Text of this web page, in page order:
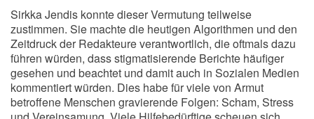
Sirkka Jendis konnte dieser Vermutung teilweise
zustimmen. Sie machte die heutigen Algorithmen und den
Zeitdruck der Redakteure verantwortlich, die oftmals dazu
führen würden, dass stigmatisierende Berichte häufiger
gesehen und beachtet und damit auch in Sozialen Medien
kommentiert würden. Dies habe für viele von Armut
betroffene Menschen gravierende Folgen: Scham, Stress